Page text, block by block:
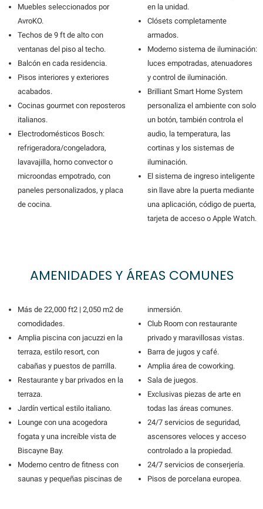
Muebles seleccionados por
AvroKO.
Techos de 9 ft de alto con
ventanas del piso al techo.
Balcón en cada residencia.
Pisos interiores y exteriores
acabados.
Cocinas gourmet con reposteros
italianos.
Electrodomésticos Bosch:
refrigeradora/congeladora,
lavavajilla, horno convector o
microondas empotrado, con
paneles personalizados, y placa
de cocina.
en la unidad.
Clósets completamente
armados.
Moderno sistema de iluminación:
luces empotradas, atenuadores
y control de iluminación.
Brilliant Smart Home System
personaliza el ambiente con solo
un botón, también controla el
audio, la temperatura, las
cortinas y los sistemas de
iluminación.
El sistema de ingreso inteligente
sin llave abre la puerta mediante
una aplicación, código de puerta,
tarjeta de acceso o Apple Watch.
AMENIDADES Y ÁREAS COMUNES
Más de 22,000 ft2 | 2,050 m2 de
comodidades.
Amplia piscina con jacuzzi en la
terraza, estilo resort, con
cabañas y puestos de parrilla.
Restaurante y bar privados en la
terraza.
Jardín vertical estilo italiano.
Lounge con una acogedora
fogata y una increíble vista de
Biscayne Bay.
Moderno centro de fitness con
saunas y pequeñas piscinas de
inmersión.
Club Room con restaurante
privado y maravillosas vistas.
Barra de jugos y café.
Amplia área de coworking.
Sala de juegos.
Exclusivas piezas de arte en
todas las áreas comunes.
24/7 servicios de seguridad,
ascensores veloces y acceso
controlado a la propiedad.
24/7 servicios de conserjería.
Pisos de porcelana europea.